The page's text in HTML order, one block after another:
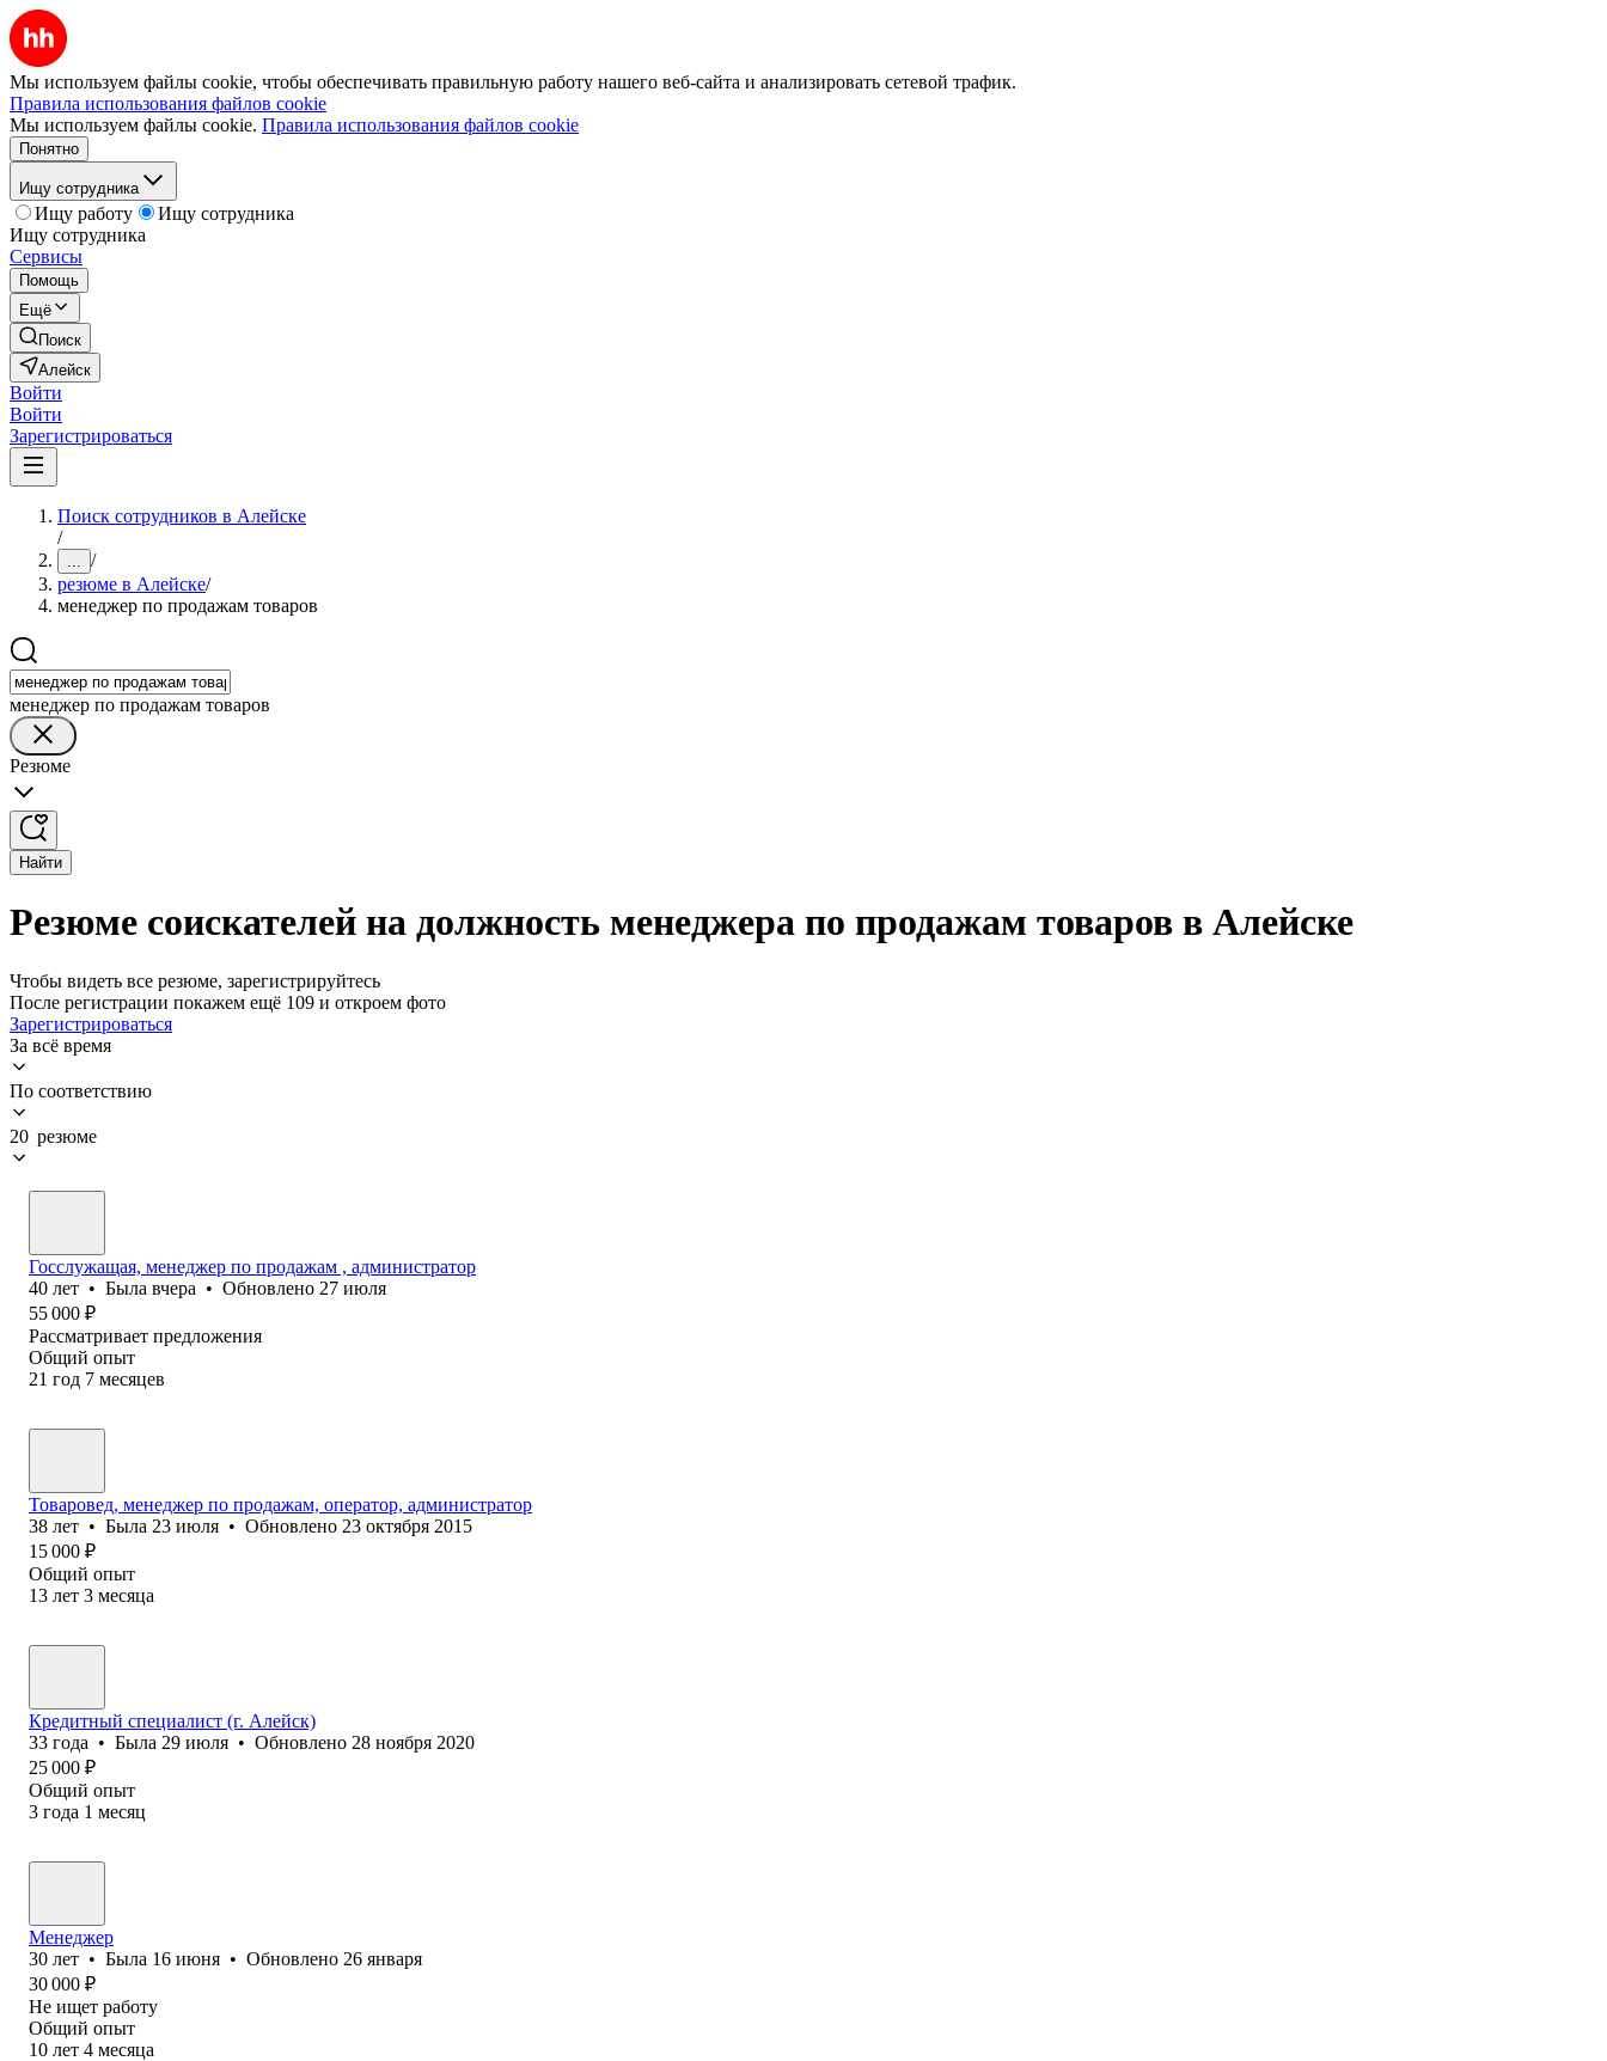
Мы используем файлы cookie, чтобы обеспечивать правильную работу нашего веб-сайта и анализировать сетевой трафик.
Правила использования файлов cookie
Мы используем файлы cookie. Правила использования файлов cookie
Понятно
Ищу сотрудника
Ищу работу
Ищу сотрудника
Ищу сотрудника
Сервисы
Помощь
Ещё
Поиск
Алейск
Войти
Войти
Зарегистрироваться
Поиск сотрудников в Алейске
/
... /
резюме в Алейске/
менеджер по продажам товаров
менеджер по продажам товаров
Резюме
Найти
Резюме соискателей на должность менеджера по продажам товаров в Алейске
Чтобы видеть все резюме, зарегистрируйтесь
После регистрации покажем ещё 109 и откроем фото
Зарегистрироваться
За всё время
По соответствию
20 резюме
Госслужащая, менеджер по продажам , администратор
40 лет • Была вчера • Обновлено 27 июля
55 000 ₽
Рассматривает предложения
Общий опыт
21 год 7 месяцев
Товаровед, менеджер по продажам, оператор, администратор
38 лет • Была 23 июля • Обновлено 23 октября 2015
15 000 ₽
Общий опыт
13 лет 3 месяца
Кредитный специалист (г. Алейск)
33 года • Была 29 июля • Обновлено 28 ноября 2020
25 000 ₽
Общий опыт
3 года 1 месяц
Менеджер
30 лет • Была 16 июня • Обновлено 26 января
30 000 ₽
Не ищет работу
Общий опыт
10 лет 4 месяца